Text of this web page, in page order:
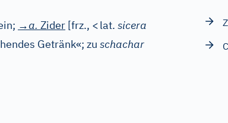
→a. Zider [frz., <lat. sicera
Getränk«; zu schachar